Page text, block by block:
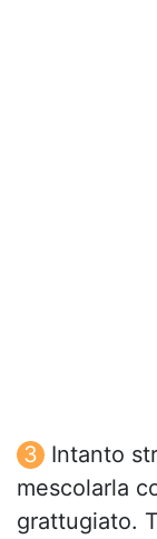
Intanto
mescolarla
grattugiato.